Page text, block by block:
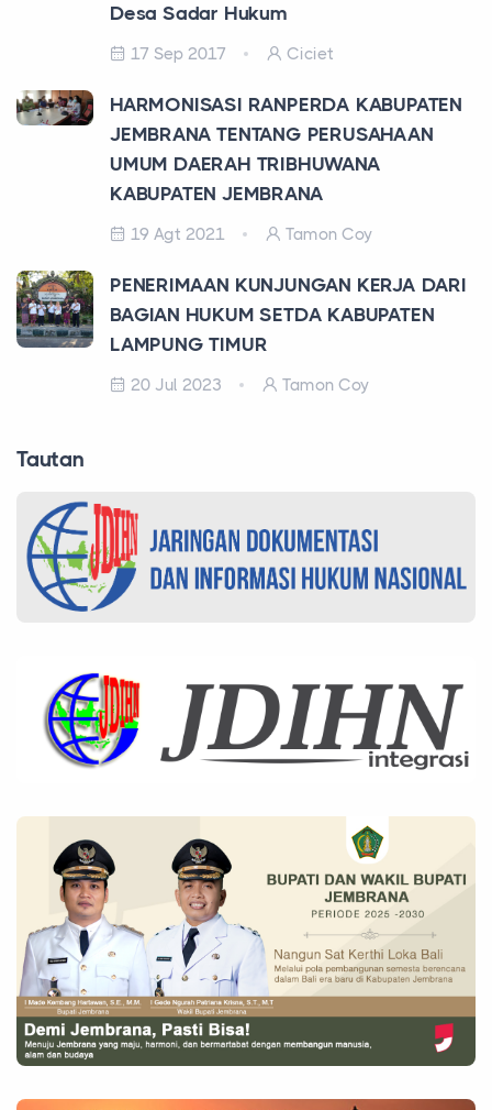
Desa Sadar Hukum
17 Sep 2017 Ciciet
HARMONISASI RANPERDA KABUPATEN
JEMBRANA TENTANG PERUSAHAAN
UMUM DAERAH TRIBHUWANA
KABUPATEN JEMBRANA
19 Agt 2021 Tamon Coy
PENERIMAAN KUNJUNGAN KERJA DARI
BAGIAN HUKUM SETDA KABUPATEN
LAMPUNG TIMUR
20 Jul 2023 Tamon Coy
Tautan